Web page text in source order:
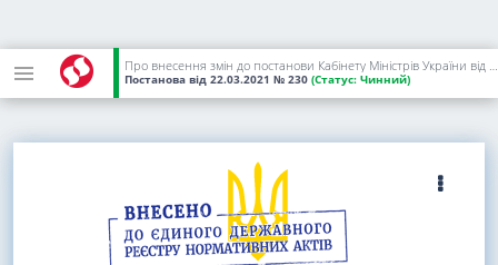
Про внесення змін до постанови Кабінету Міністрів України від 9 грудня 2020 р. N 1236
Постанова від 22.03.2021 № 230 (Статус: Чинний)